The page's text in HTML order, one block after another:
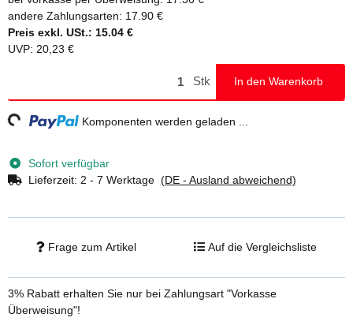
andere Zahlungsarten: 17.90 €
Preis exkl. USt.: 15.04 €
UVP: 20,23 €
Stk In den Warenkorb
Komponenten werden geladen ...
Sofort verfügbar
Lieferzeit: 2 - 7 Werktage (DE - Ausland abweichend)
Frage zum Artikel Auf die Vergleichsliste
3% Rabatt erhalten Sie nur bei Zahlungsart "Vorkasse
Überweisung"!